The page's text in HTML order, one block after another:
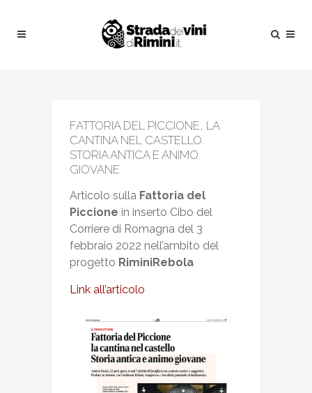
FATTORIA DEL PICCIONE, LA
CANTINA NEL CASTELLO.
STORIA ANTICA E ANIMO
GIOVANE
Articolo sulla Fattoria del
Piccione in inserto Cibo del
Corriere di Romagna del 3
febbraio 2022 nell’ambito del
progetto RiminiRebola
Link all’articolo